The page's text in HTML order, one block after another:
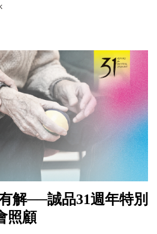
解──誠品31週年特別
照顧